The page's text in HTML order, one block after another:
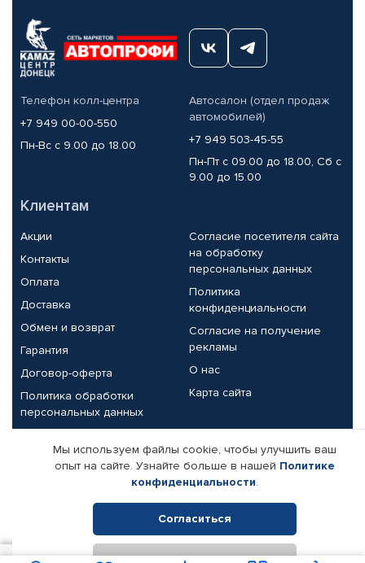
Телефон колл-центра
+7 949 00-00-550
Пн-Вс с 9.00 до 18.00
Автосалон (отдел продаж
автомобилей)
+7 949 503-45-55
Пн-Пт с 09.00 до 18.00, Сб с
9.00 до 15.00
Клиентам
Акции
Контакты
Оплата
Доставка
Обмен и возврат
Гарантия
Договор-оферта
Политика обработки
персональных данных
Согласие посетителя сайта
на обработку
персональных данных
Политика
конфиденциальности
Согласие на получение
рекламы
О нас
Карта сайта
Партнерам
Корпоративным клиентам
Поставщикам
Реквизиты компании
Мы используем файлы cookie, чтобы улучшить ваш
опыт на сайте. Узнайте больше в нашей Политике
конфиденциальности.
Согласиться
Отклонить